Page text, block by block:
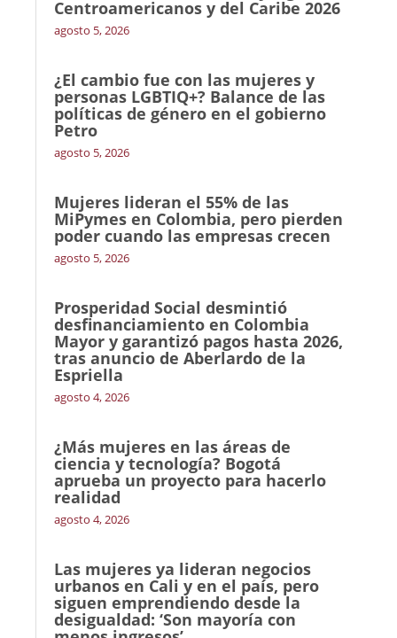
Centroamericanos y del Caribe 2026
agosto 5, 2026
¿El cambio fue con las mujeres y
personas LGBTIQ+? Balance de las
políticas de género en el gobierno
Petro
agosto 5, 2026
Mujeres lideran el 55% de las
MiPymes en Colombia, pero pierden
poder cuando las empresas crecen
agosto 5, 2026
Prosperidad Social desmintió
desfinanciamiento en Colombia
Mayor y garantizó pagos hasta 2026,
tras anuncio de Aberlardo de la
Espriella
agosto 4, 2026
¿Más mujeres en las áreas de
ciencia y tecnología? Bogotá
aprueba un proyecto para hacerlo
realidad
agosto 4, 2026
Las mujeres ya lideran negocios
urbanos en Cali y en el país, pero
siguen emprendiendo desde la
desigualdad: ‘Son mayoría con